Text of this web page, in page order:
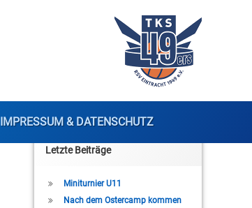
IMPRESSUM & DATENSCHUTZ
Letzte Beiträge
Miniturnier U11
Nach dem Ostercamp kommen